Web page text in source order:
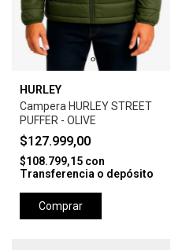
HURLEY
Campera HURLEY STREET
PUFFER - OLIVE
$127.999,00
$108.799,15 con
Transferencia o depósito
Comprar